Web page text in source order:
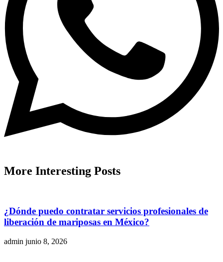
More Interesting Posts
¿Dónde puedo contratar servicios profesionales de
liberación de mariposas en México?
admin junio 8, 2026